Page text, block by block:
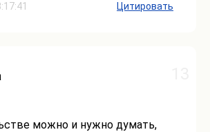
Цитировать
можно и нужно думать,